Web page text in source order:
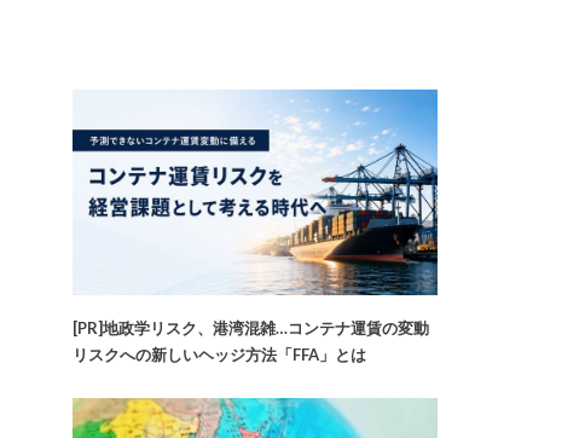
[PR]地政学リスク、港湾混雑…コンテナ運賃の変動
リスクへの新しいヘッジ方法「FFA」とは